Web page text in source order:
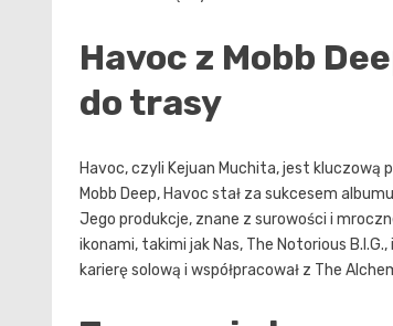
Havoc z Mobb
do trasy
Havoc, czyli Kejuan Muchita, jest
Mobb Deep, Havoc stał za sukcesem
Jego produkcje, znane z surowości i
ikonami, takimi jak Nas, The Notorious
karierę solową i współpracował z The